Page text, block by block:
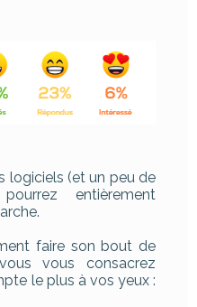
logiciels (et un peu de
entièrement
faire son bout de
vous consacrez
le plus à vos yeux :